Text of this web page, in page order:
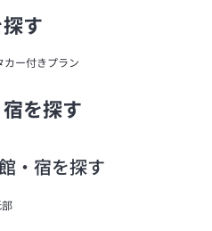
す
カー付きプラン
を探す
・宿を探す